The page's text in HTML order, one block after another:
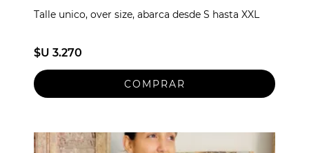
Talle unico, over size, abarca desde S hasta XXL
$U 3.270